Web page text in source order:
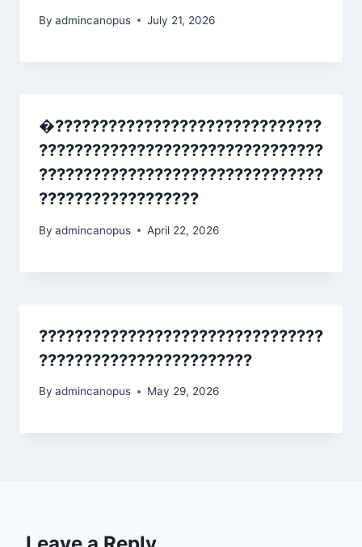
By admincanopus July 21, 2026
�??????????????????????????????
????????????????????????????????
????????????????????????????????
??????????????????
By admincanopus April 22, 2026
????????????????????????????????
????????????????????????
By admincanopus May 29, 2026